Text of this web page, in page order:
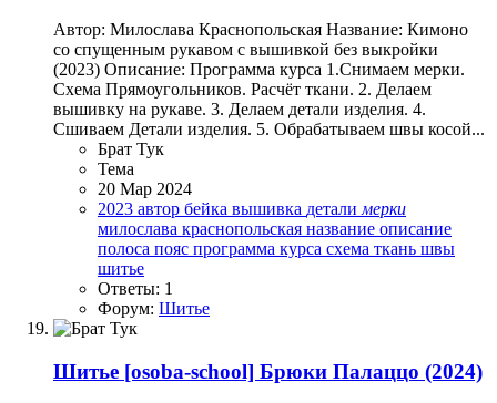
Автор: Милослава Краснопольская Название: Кимоно
со спущенным рукавом с вышивкой без выкройки
(2023) Описание: Программа курса 1.Снимаем мерки.
Схема Прямоугольников. Расчёт ткани. 2. Делаем
вышивку на рукаве. 3. Делаем детали изделия. 4.
Сшиваем Детали изделия. 5. Обрабатываем швы косой...
Брат Тук
Тема
20 Мар 2024
2023 автор бейка вышивка детали мерки
милослава краснопольская название описание
полоса пояс программа курса схема ткань швы
шитье
Ответы: 1
Форум: Шитье
Шитье [osoba-school] Брюки Палаццо (2024)